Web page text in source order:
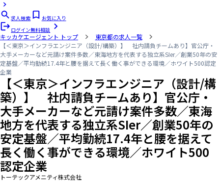
求人検索
お気に入り
ログイン無料相談
キッカケエージェント トップ
東京都の求人一覧
【＜東京＞インフラエンジニア（設計/構築）】 社内請負チームあり】官公庁・
大手メーカーなど元請け案件多数／東海地方を代表する独立系SIer／創業50年の安
定基盤／平均勤続17.4年と腰を据えて長く働く事ができる環境／ホワイト500認定
企業
【＜東京＞インフラエンジニア（設計/構
築）】 社内請負チームあり】官公庁・
大手メーカーなど元請け案件多数／東海
地方を代表する独立系SIer／創業50年の
安定基盤／平均勤続17.4年と腰を据えて
長く働く事ができる環境／ホワイト500
認定企業
トーテックアメニティ株式会社